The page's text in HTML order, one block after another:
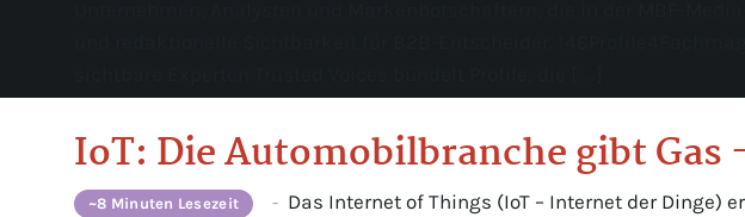
IoT: Die Automobilbranche gibt Gas
~8 Minuten Lesezeit - Das Internet of Things (IoT – Internet der Dinge)